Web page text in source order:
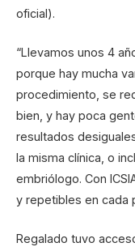
oficial).
“Llevamos unos 4
porque hay mucha
procedimiento, se
bien, y hay poca
resultados
la misma clínica, o
embriólogo. Con
y repetibles en cada
Regalado tuvo